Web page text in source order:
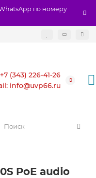
по номеру
(343) 226-41-26
info@uvp66.ru
PoE audio